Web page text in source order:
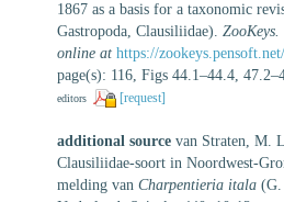
1867 as a basis for a taxonomic
Gastropoda, Clausiliidae). ZooKeys.
online at https://
page(s): 116, Figs 44.1–44.4,
editors
[request]
additional source van Straten, M.
Clausiliidae-soort in Noordwest-
melding van Charpentieria itala (G.